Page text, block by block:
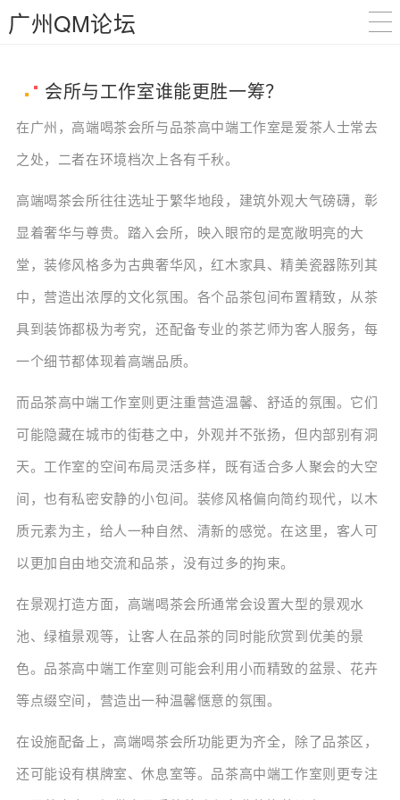
广州QM论坛
会所与工作室谁能更胜一筹？
在广州，高端喝茶会所与品茶高中端工作室是爱茶人士常去
之处，二者在环境档次上各有千秋。
高端喝茶会所往往选址于繁华地段，建筑外观大气磅礴，彰
显着奢华与尊贵。踏入会所，映入眼帘的是宽敞明亮的大
堂，装修风格多为古典奢华风，红木家具、精美瓷器陈列其
中，营造出浓厚的文化氛围。各个品茶包间布置精致，从茶
具到装饰都极为考究，还配备专业的茶艺师为客人服务，每
一个细节都体现着高端品质。
而品茶高中端工作室则更注重营造温馨、舒适的氛围。它们
可能隐藏在城市的街巷之中，外观并不张扬，但内部别有洞
天。工作室的空间布局灵活多样，既有适合多人聚会的大空
间，也有私密安静的小包间。装修风格偏向简约现代，以木
质元素为主，给人一种自然、清新的感觉。在这里，客人可
以更加自由地交流和品茶，没有过多的拘束。
在景观打造方面，高端喝茶会所通常会设置大型的景观水
池、绿植景观等，让客人在品茶的同时能欣赏到优美的景
色。品茶高中端工作室则可能会利用小而精致的盆景、花卉
等点缀空间，营造出一种温馨惬意的氛围。
在设施配备上，高端喝茶会所功能更为齐全，除了品茶区，
还可能设有棋牌室、休息室等。品茶高中端工作室则更专注